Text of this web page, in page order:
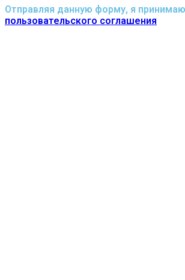
Отправляя данную форму, я
пользовательского соглашения